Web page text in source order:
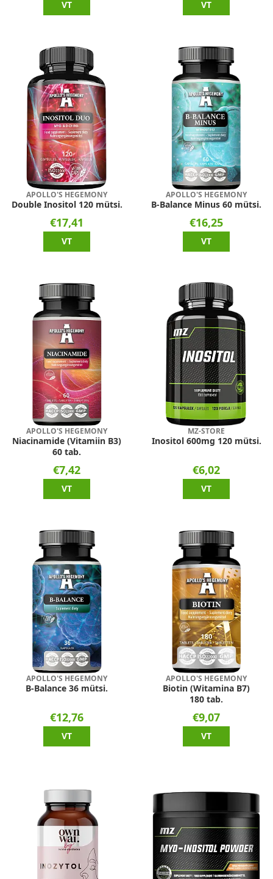
VT VT
APOLLO'S HEGEMONY
Double Inositol 120 mütsi.
€17,41
VT
APOLLO'S HEGEMONY
B-Balance Minus 60 mütsi.
€16,25
VT
APOLLO'S HEGEMONY
Niacinamide (Vitamiin B3)
60 tab.
€7,42
VT
MZ-STORE
Inositol 600mg 120 mütsi.
€6,02
VT
APOLLO'S HEGEMONY
B-Balance 36 mütsi.
€12,76
VT
APOLLO'S HEGEMONY
Biotin (Witamina B7)
180 tab.
€9,07
VT